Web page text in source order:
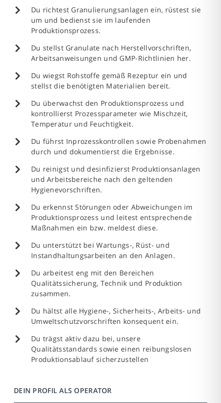
Du richtest Granulierungsanlagen ein, rüstest sie
um und bedienst sie im laufenden
Produktionsprozess.
Du stellst Granulate nach Herstellvorschriften,
Arbeitsanweisungen und GMP-Richtlinien her.
Du wiegst Rohstoffe gemäß Rezeptur ein und
stellst die benötigten Materialien bereit.
Du überwachst den Produktionsprozess und
kontrollierst Prozessparameter wie Mischzeit,
Temperatur und Feuchtigkeit.
Du führst Inprozesskontrollen sowie Probenahmen
durch und dokumentierst die Ergebnisse.
Du reinigst und desinfizierst Produktionsanlagen
und Arbeitsbereiche nach den geltenden
Hygienevorschriften.
Du erkennst Störungen oder Abweichungen im
Produktionsprozess und leitest entsprechende
Maßnahmen ein bzw. meldest diese.
Du unterstützt bei Wartungs-, Rüst- und
Instandhaltungsarbeiten an den Anlagen.
Du arbeitest eng mit den Bereichen
Qualitätssicherung, Technik und Produktion
zusammen.
Du hältst alle Hygiene-, Sicherheits-, Arbeits- und
Umweltschutzvorschriften konsequent ein.
Du trägst aktiv dazu bei, unsere
Qualitätsstandards sowie einen reibungslosen
Produktionsablauf sicherzustellen
DEIN PROFIL ALS OPERATOR